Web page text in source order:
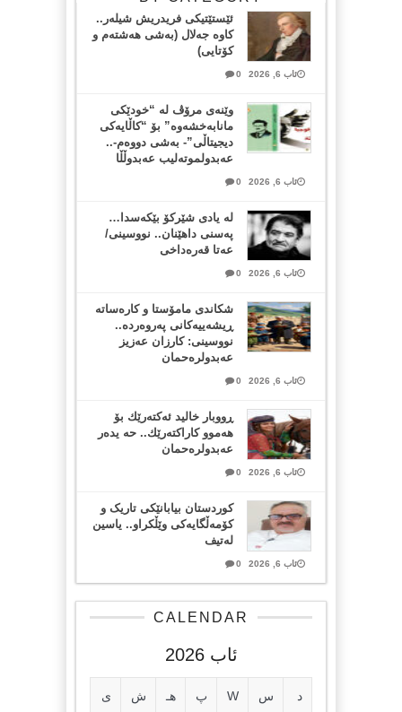
ئێستێتیکی فریدریش شیلەر..
کاوە جەلال (بەشی هەشتەم و
کۆتایی)
ئاب 6, 2026 0
وێنەی مرۆڤ لە “خودێکی
مانابەخشەوە” بۆ “کاڵایەکی
دیجیتاڵی”- بەشی دووەم-..
عەبدولموتەلیب عەبدوڵڵا
ئاب 6, 2026 0
لە یادی شێرکۆ بێکەسدا…
پەسنی داهێنان.. نووسینی/
عەتا قەرەداخی
ئاب 6, 2026 0
شکاندی مامۆستا و کارەساتە
ڕیشەییەکانی پەروەردە..
نووسینی: کارزان عەزیز
عەبدولرەحمان
ئاب 6, 2026 0
ڕووبار خالید ئەكتەرێك بۆ
هەموو كاراكتەرێك.. حه یدەر
عەبدولرەحمان
ئاب 6, 2026 0
کوردستان بیابانێکی تاریک و
کۆمەڵگایەکی وێڵکراو.. یاسین
لەتیف
ئاب 6, 2026 0
CALENDAR
ئاب 2026
د س W پ هـ ش ی